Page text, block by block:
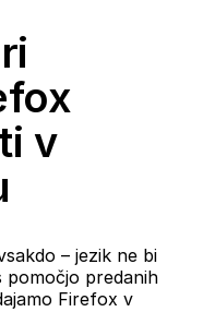
v
– jezik ne bi
pomočjo predanih
Firefox v